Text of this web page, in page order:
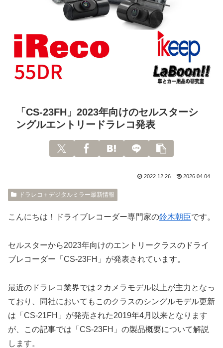
「CS-23FH」2023年向けのセルスターシ
ングルエントリードラレコ発表
2022.12.26 2026.04.04
ドラレコ＋デジタルミラー最新情報
こんにちは！ドライブレコーダー専門家の鈴木朝臣です。
セルスターから2023年向けのエントリークラスのドライ
ブレコーダー「CS-23FH」が発表されています。
最近のドラレコ業界では２カメラモデル以上が主力となっ
ており、同社においてもこのクラスのシングルモデル更新
は「CS-21FH」が発売された2019年4月以来となります
が、この記事では「CS-23FH」の製品概要について解説
します。